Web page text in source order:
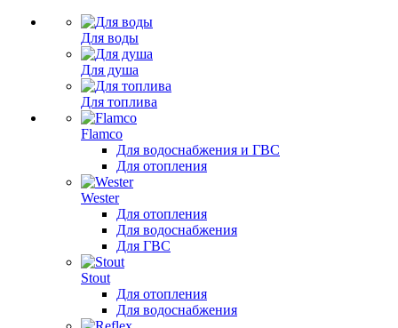
Для воды
Для душа
Для топлива
Flamco
Для водоснабжения и ГВС
Для отопления
Wester
Для отопления
Для водоснабжения
Для ГВС
Stout
Для отопления
Для водоснабжения